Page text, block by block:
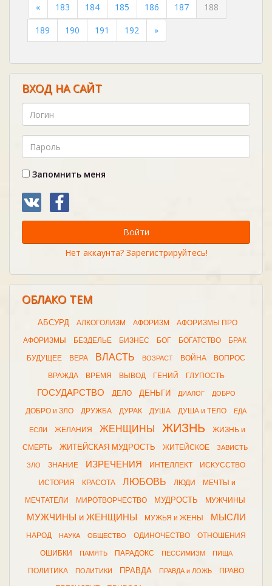
« 183 184 185 186 187
188
189
190 191 192 »
ВХОД НА САЙТ
Запомнить меня
Войти
Нет аккаунта? Зарегистрируйтесь!
ОБЛАКО ТЕМ
АБСУРД АЛКОГОЛИЗМ АФОРИЗМ АФОРИЗМЫ ПРО
АФОРИЗМЫ БЕЗДЕЛЬЕ БИЗНЕС БОГ БОГАТСТВО БРАК
БУДУЩЕЕ ВЕРА ВЛАСТЬ ВОЗРАСТ ВОЙНА ВОПРОС
ВРАЖДА ВРЕМЯ ВЫВОД ГЕНИЙ ГЛУПОСТЬ
ГОСУДАРСТВО ДЕЛО ДЕНЬГИ ДИАЛОГ ДОБРО
ДОБРО и ЗЛО ДРУЖБА ДУРАК ДУША ДУША и ТЕЛО ЕДА
ЕСЛИ ЖЕЛАНИЯ ЖЕНЩИНЫ ЖИЗНЬ ЖИЗНЬ и
СМЕРТЬ ЖИТЕЙСКАЯ МУДРОСТЬ ЖИТЕЙСКОЕ ЗАВИСТЬ
ЗЛО ЗНАНИЕ ИЗРЕЧЕНИЯ ИНТЕЛЛЕКТ ИСКУССТВО
ИСТОРИЯ КРАСОТА ЛЮБОВЬ ЛЮДИ МЕЧТЫ и
МЕЧТАТЕЛИ МИРОТВОРЧЕСТВО МУДРОСТЬ МУЖЧИНЫ
МУЖЧИНЫ и ЖЕНЩИНЫ МУЖЬЯ и ЖЕНЫ МЫСЛИ
НАРОД НАУКА ОБЩЕСТВО ОДИНОЧЕСТВО ОТНОШЕНИЯ
ОШИБКИ ПАМЯТЬ ПАРАДОКС ПЕССИМИЗМ ПИЩА
ПОЛИТИКА ПОЛИТИКИ ПРАВДА ПРАВДА и ЛОЖЬ ПРАВО